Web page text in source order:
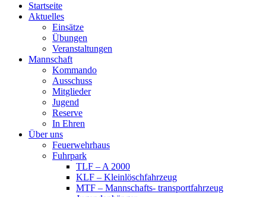
Startseite
Aktuelles
Einsätze
Übungen
Veranstaltungen
Mannschaft
Kommando
Ausschuss
Mitglieder
Jugend
Reserve
In Ehren
Über uns
Feuerwehrhaus
Fuhrpark
TLF – A 2000
KLF – Kleinlöschfahrzeug
MTF – Mannschafts- transportfahrzeug